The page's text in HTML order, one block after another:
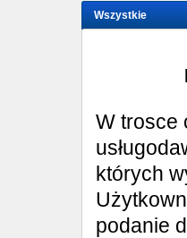
Wszystkie
W trosce
których
podanie